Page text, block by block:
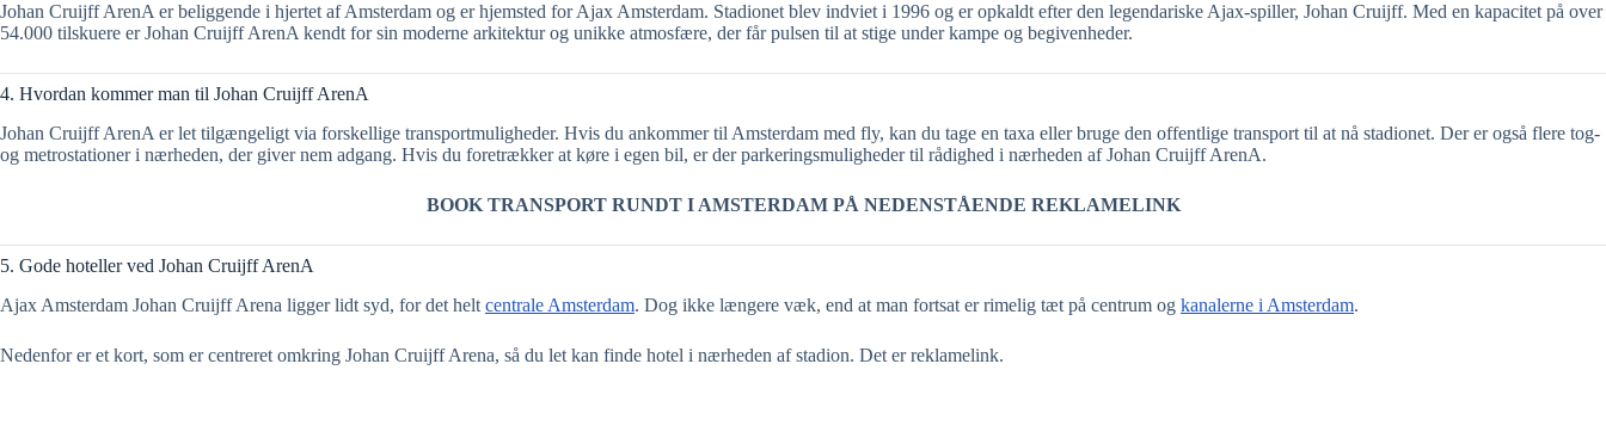
Johan Cruijff ArenA er beliggende i hjertet af Amsterdam og er hjemsted for Ajax Amsterdam. Stadionet blev indviet i 1996 og er opkaldt efter den legendariske Ajax-spiller, Johan Cruijff. Med en kapacitet på over
54.000 tilskuere er Johan Cruijff ArenA kendt for sin moderne arkitektur og unikke atmosfære, der får pulsen til at stige under kampe og begivenheder.
4. Hvordan kommer man til Johan Cruijff ArenA
Johan Cruijff ArenA er let tilgængeligt via forskellige transportmuligheder. Hvis du ankommer til Amsterdam med fly, kan du tage en taxa eller bruge den offentlige transport til at nå stadionet. Der er også flere tog-
og metrostationer i nærheden, der giver nem adgang. Hvis du foretrækker at køre i egen bil, er der parkeringsmuligheder til rådighed i nærheden af Johan Cruijff ArenA.
BOOK TRANSPORT RUNDT I AMSTERDAM PÅ NEDENSTÅENDE REKLAMELINK
5. Gode hoteller ved Johan Cruijff ArenA
Ajax Amsterdam Johan Cruijff Arena ligger lidt syd, for det helt centrale Amsterdam. Dog ikke længere væk, end at man fortsat er rimelig tæt på centrum og kanalerne i Amsterdam.
Nedenfor er et kort, som er centreret omkring Johan Cruijff Arena, så du let kan finde hotel i nærheden af stadion. Det er reklamelink.